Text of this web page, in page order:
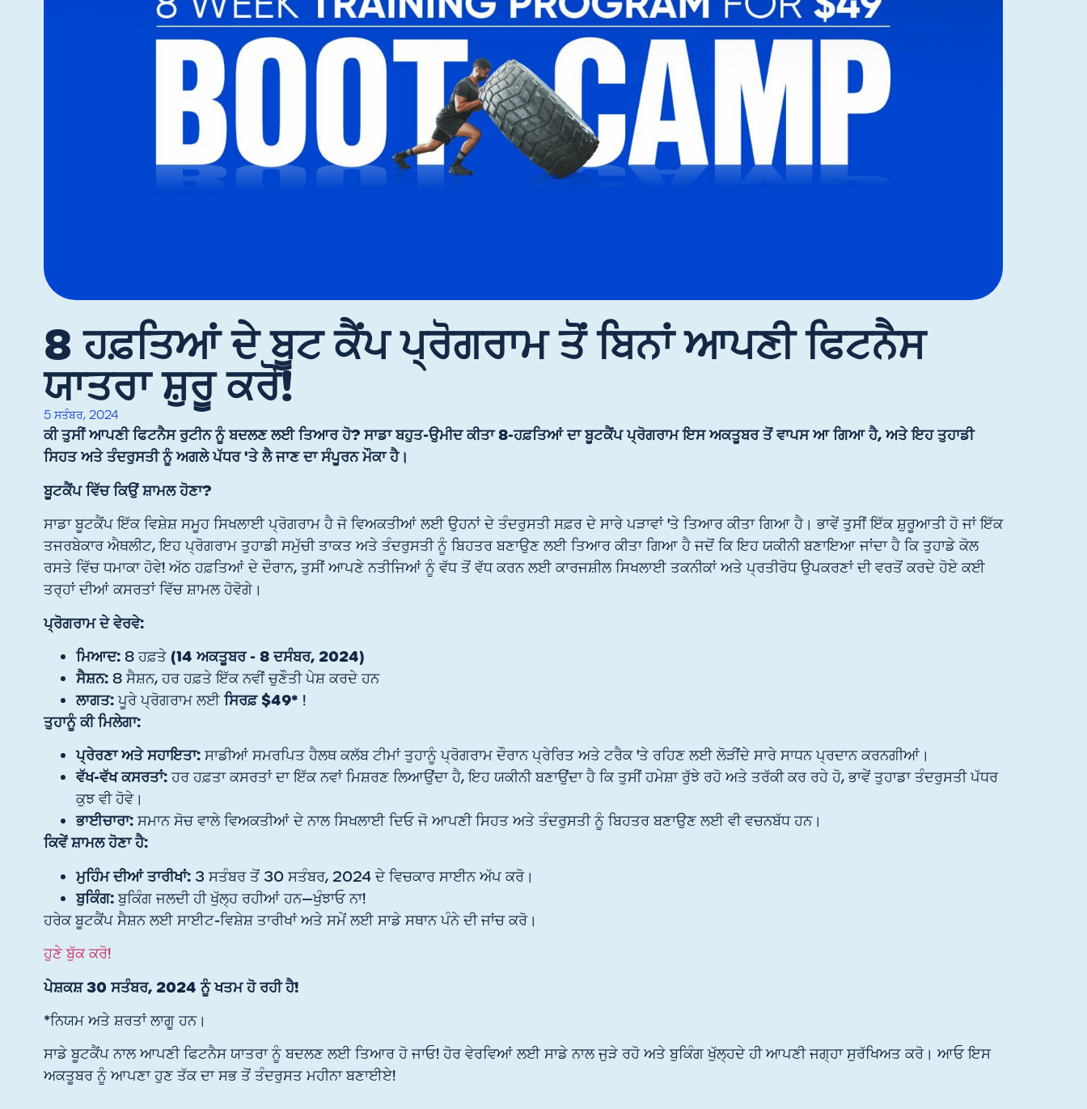
8 ਹਫ਼ਤਿਆਂ ਦੇ ਬੂਟ ਕੈਂਪ ਪ੍ਰੋਗਰਾਮ ਤੋਂ ਬਿਨਾਂ ਆਪਣੀ ਫਿਟਨੈਸ
ਯਾਤਰਾ ਸ਼ੁਰੂ ਕਰੋ!
5 ਸਤੰਬਰ, 2024
ਕੀ ਤੁਸੀਂ ਆਪਣੀ ਫਿਟਨੈਸ ਰੁਟੀਨ ਨੂੰ ਬਦਲਣ ਲਈ ਤਿਆਰ ਹੋ? ਸਾਡਾ ਬਹੁਤ-ਉਮੀਦ ਕੀਤਾ 8-ਹਫ਼ਤਿਆਂ ਦਾ ਬੂਟਕੈਂਪ ਪ੍ਰੋਗਰਾਮ ਇਸ ਅਕਤੂਬਰ ਤੋਂ ਵਾਪਸ ਆ ਗਿਆ ਹੈ, ਅਤੇ ਇਹ ਤੁਹਾਡੀ
ਸਿਹਤ ਅਤੇ ਤੰਦਰੁਸਤੀ ਨੂੰ ਅਗਲੇ ਪੱਧਰ 'ਤੇ ਲੈ ਜਾਣ ਦਾ ਸੰਪੂਰਨ ਮੌਕਾ ਹੈ।
ਬੂਟਕੈਂਪ ਵਿੱਚ ਕਿਉਂ ਸ਼ਾਮਲ ਹੋਣਾ?
ਸਾਡਾ ਬੂਟਕੈਂਪ ਇੱਕ ਵਿਸ਼ੇਸ਼ ਸਮੂਹ ਸਿਖਲਾਈ ਪ੍ਰੋਗਰਾਮ ਹੈ ਜੋ ਵਿਅਕਤੀਆਂ ਲਈ ਉਹਨਾਂ ਦੇ ਤੰਦਰੁਸਤੀ ਸਫ਼ਰ ਦੇ ਸਾਰੇ ਪੜਾਵਾਂ 'ਤੇ ਤਿਆਰ ਕੀਤਾ ਗਿਆ ਹੈ। ਭਾਵੇਂ ਤੁਸੀਂ ਇੱਕ ਸ਼ੁਰੂਆਤੀ ਹੋ ਜਾਂ ਇੱਕ
ਤਜਰਬੇਕਾਰ ਐਥਲੀਟ, ਇਹ ਪ੍ਰੋਗਰਾਮ ਤੁਹਾਡੀ ਸਮੁੱਚੀ ਤਾਕਤ ਅਤੇ ਤੰਦਰੁਸਤੀ ਨੂੰ ਬਿਹਤਰ ਬਣਾਉਣ ਲਈ ਤਿਆਰ ਕੀਤਾ ਗਿਆ ਹੈ ਜਦੋਂ ਕਿ ਇਹ ਯਕੀਨੀ ਬਣਾਇਆ ਜਾਂਦਾ ਹੈ ਕਿ ਤੁਹਾਡੇ ਕੋਲ
ਰਸਤੇ ਵਿੱਚ ਧਮਾਕਾ ਹੋਵੇ! ਅੱਠ ਹਫ਼ਤਿਆਂ ਦੇ ਦੌਰਾਨ, ਤੁਸੀਂ ਆਪਣੇ ਨਤੀਜਿਆਂ ਨੂੰ ਵੱਧ ਤੋਂ ਵੱਧ ਕਰਨ ਲਈ ਕਾਰਜਸ਼ੀਲ ਸਿਖਲਾਈ ਤਕਨੀਕਾਂ ਅਤੇ ਪ੍ਰਤੀਰੋਧ ਉਪਕਰਣਾਂ ਦੀ ਵਰਤੋਂ ਕਰਦੇ ਹੋਏ ਕਈ
ਤਰ੍ਹਾਂ ਦੀਆਂ ਕਸਰਤਾਂ ਵਿੱਚ ਸ਼ਾਮਲ ਹੋਵੋਗੇ।
ਪ੍ਰੋਗਰਾਮ ਦੇ ਵੇਰਵੇ:
ਮਿਆਦ:8 ਹਫ਼ਤੇ (14 ਅਕਤੂਬਰ - 8 ਦਸੰਬਰ, 2024)
ਸੈਸ਼ਨ:8 ਸੈਸ਼ਨ, ਹਰ ਹਫ਼ਤੇ ਇੱਕ ਨਵੀਂ ਚੁਣੌਤੀ ਪੇਸ਼ ਕਰਦੇ ਹਨ
ਲਾਗਤ:ਪੂਰੇ ਪ੍ਰੋਗਰਾਮ ਲਈ ਸਿਰਫ਼ $49* !
ਤੁਹਾਨੂੰ ਕੀ ਮਿਲੇਗਾ:
ਪ੍ਰੇਰਣਾ ਅਤੇ ਸਹਾਇਤਾ:ਸਾਡੀਆਂ ਸਮਰਪਿਤ ਹੈਲਥ ਕਲੱਬ ਟੀਮਾਂ ਤੁਹਾਨੂੰ ਪ੍ਰੋਗਰਾਮ ਦੌਰਾਨ ਪ੍ਰੇਰਿਤ ਅਤੇ ਟਰੈਕ 'ਤੇ ਰਹਿਣ ਲਈ ਲੋੜੀਂਦੇ ਸਾਰੇ ਸਾਧਨ ਪ੍ਰਦਾਨ ਕਰਨਗੀਆਂ।
ਵੱਖ-ਵੱਖ ਕਸਰਤਾਂ:ਹਰ ਹਫ਼ਤਾ ਕਸਰਤਾਂ ਦਾ ਇੱਕ ਨਵਾਂ ਮਿਸ਼ਰਣ ਲਿਆਉਂਦਾ ਹੈ, ਇਹ ਯਕੀਨੀ ਬਣਾਉਂਦਾ ਹੈ ਕਿ ਤੁਸੀਂ ਹਮੇਸ਼ਾ ਰੁੱਝੇ ਰਹੋ ਅਤੇ ਤਰੱਕੀ ਕਰ ਰਹੇ ਹੋ, ਭਾਵੇਂ ਤੁਹਾਡਾ ਤੰਦਰੁਸਤੀ ਪੱਧਰ
ਕੁਝ ਵੀ ਹੋਵੇ।
ਭਾਈਚਾਰਾ:ਸਮਾਨ ਸੋਚ ਵਾਲੇ ਵਿਅਕਤੀਆਂ ਦੇ ਨਾਲ ਸਿਖਲਾਈ ਦਿਓ ਜੋ ਆਪਣੀ ਸਿਹਤ ਅਤੇ ਤੰਦਰੁਸਤੀ ਨੂੰ ਬਿਹਤਰ ਬਣਾਉਣ ਲਈ ਵੀ ਵਚਨਬੱਧ ਹਨ।
ਕਿਵੇਂ ਸ਼ਾਮਲ ਹੋਣਾ ਹੈ:
ਮੁਹਿੰਮ ਦੀਆਂ ਤਾਰੀਖਾਂ:3 ਸਤੰਬਰ ਤੋਂ 30 ਸਤੰਬਰ, 2024 ਦੇ ਵਿਚਕਾਰ ਸਾਈਨ ਅੱਪ ਕਰੋ।
ਬੁਕਿੰਗ:ਬੁਕਿੰਗ ਜਲਦੀ ਹੀ ਖੁੱਲ੍ਹ ਰਹੀਆਂ ਹਨ—ਖੁੰਝਾਓ ਨਾ!
ਹਰੇਕ ਬੂਟਕੈਂਪ ਸੈਸ਼ਨ ਲਈ ਸਾਈਟ-ਵਿਸ਼ੇਸ਼ ਤਾਰੀਖਾਂ ਅਤੇ ਸਮੇਂ ਲਈ ਸਾਡੇ ਸਥਾਨ ਪੰਨੇ ਦੀ ਜਾਂਚ ਕਰੋ।
ਹੁਣੇ ਬੁੱਕ ਕਰੋ!
ਪੇਸ਼ਕਸ਼ 30 ਸਤੰਬਰ, 2024 ਨੂੰ ਖਤਮ ਹੋ ਰਹੀ ਹੈ!
*ਨਿਯਮ ਅਤੇ ਸ਼ਰਤਾਂ ਲਾਗੂ ਹਨ।
ਸਾਡੇ ਬੂਟਕੈਂਪ ਨਾਲ ਆਪਣੀ ਫਿਟਨੈਸ ਯਾਤਰਾ ਨੂੰ ਬਦਲਣ ਲਈ ਤਿਆਰ ਹੋ ਜਾਓ! ਹੋਰ ਵੇਰਵਿਆਂ ਲਈ ਸਾਡੇ ਨਾਲ ਜੁੜੇ ਰਹੋ ਅਤੇ ਬੁਕਿੰਗ ਖੁੱਲ੍ਹਦੇ ਹੀ ਆਪਣੀ ਜਗ੍ਹਾ ਸੁਰੱਖਿਅਤ ਕਰੋ। ਆਓ ਇਸ
ਅਕਤੂਬਰ ਨੂੰ ਆਪਣਾ ਹੁਣ ਤੱਕ ਦਾ ਸਭ ਤੋਂ ਤੰਦਰੁਸਤ ਮਹੀਨਾ ਬਣਾਈਏ!